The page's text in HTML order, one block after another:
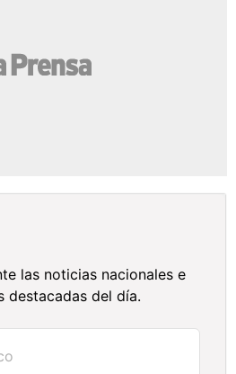
las noticias nacionales e
destacadas del día.